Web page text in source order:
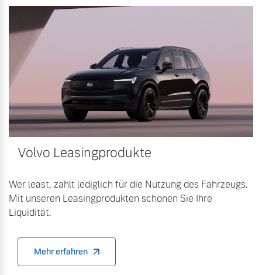
Volvo Selekt
Gebrauchtwagen
Die Neuwagenalternative
Mehr erfahren
Jetzt kennenlernen
Entdecken Sie unsere
saisonalen Angebote.
Mehr erfahren
Finanzierung & Leasing
Volvo Leasingprodukte
Wer least, zahlt lediglich für die Nutzung des Fahrzeugs.
Mit unseren Leasingprodukten schonen Sie Ihre
Liquidität.
Mehr erfahren